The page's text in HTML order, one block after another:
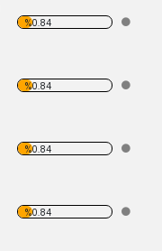
%0.84
%0.84
%0.84
%0.84